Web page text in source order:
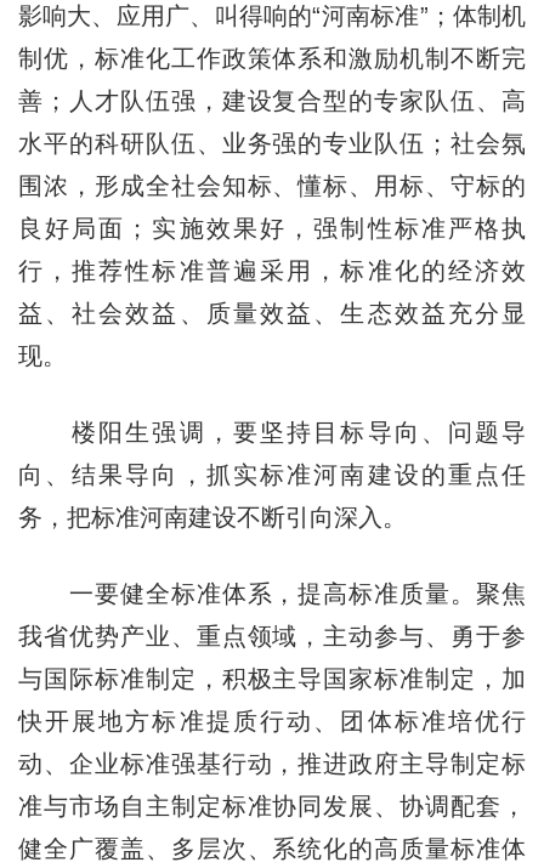
影响大、应用广、叫得响的“河南标准”；体制机
制优，标准化工作政策体系和激励机制不断完
善；人才队伍强，建设复合型的专家队伍、高
水平的科研队伍、业务强的专业队伍；社会氛
围浓，形成全社会知标、懂标、用标、守标的
良好局面；实施效果好，强制性标准严格执
行，推荐性标准普遍采用，标准化的经济效
益、社会效益、质量效益、生态效益充分显
现。
楼阳生强调，要坚持目标导向、问题导
向、结果导向，抓实标准河南建设的重点任
务，把标准河南建设不断引向深入。
一要健全标准体系，提高标准质量。聚焦
我省优势产业、重点领域，主动参与、勇于参
与国际标准制定，积极主导国家标准制定，加
快开展地方标准提质行动、团体标准培优行
动、企业标准强基行动，推进政府主导制定标
准与市场自主制定标准协同发展、协调配套，
健全广覆盖、多层次、系统化的高质量标准体